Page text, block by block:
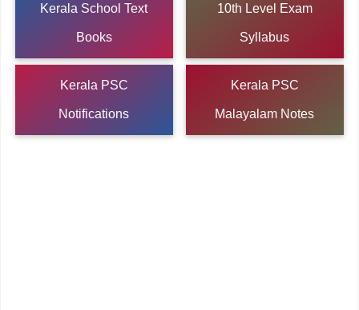
Kerala School Text
Books
10th Level Exam
Syllabus
Kerala PSC
Notifications
Kerala PSC
Malayalam Notes